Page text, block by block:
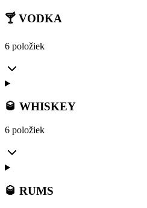
🍸 VODKA
6 položiek
🥃 WHISKEY
6 položiek
🥃 RUMS